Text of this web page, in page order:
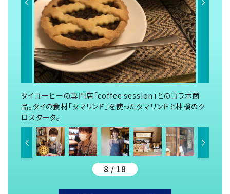
タイコーヒーの専門店「coffee session」とのコラボ商
品。タイの食材「タマリンド」を使ったタマリンドと林檎のク
ロスタータ。
8 / 18